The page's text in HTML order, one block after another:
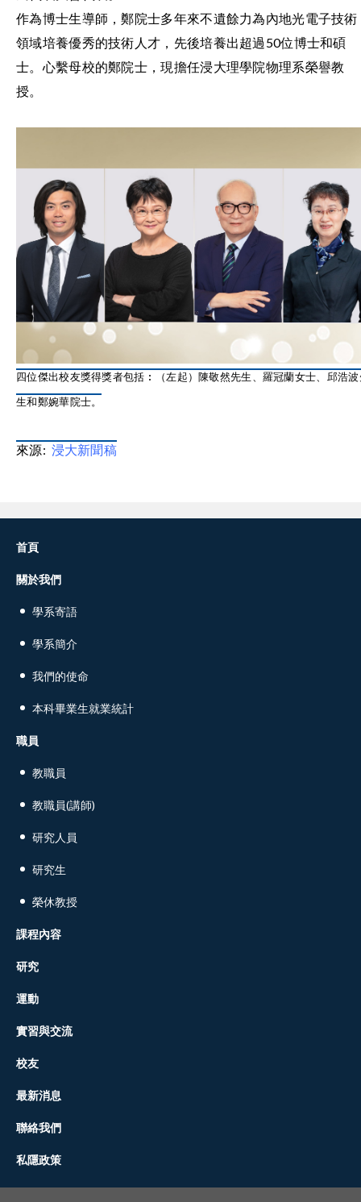
作為博士生導師，鄭院士多年來不遺餘力為內地光電子技術
領域培養優秀的技術人才，先後培養出超過50位博士和碩
士。心繫母校的鄭院士，現擔任浸大理學院物理系榮譽教
授。
四位傑出校友獎得獎者包括︰（左起）陳敬然先生、羅冠蘭女士、邱浩
生和鄭婉華院士。
來源: 浸大新聞稿
首頁
關於我們
學系寄語
學系簡介
我們的使命
本科畢業生就業統計
職員
教職員
教職員(講師)
研究人員
研究生
榮休教授
課程內容
研究
運動
實習與交流
校友
最新消息
聯絡我們
私隱政策